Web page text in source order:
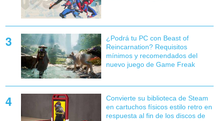
¿Podrá tu PC con Beast of
Reincarnation? Requisitos
mínimos y recomendados del
nuevo juego de Game Freak
Convierte su biblioteca de Steam
en cartuchos físicos estilo retro en
respuesta al fin de los discos de